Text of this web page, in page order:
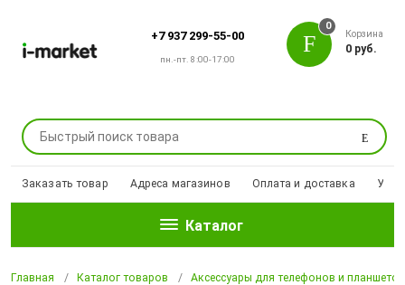
+7 937 299-55-00
пн.-пт. 8:00-17:00
Поиск
0
Корзина
0 руб.
Заказать товар Адреса магазинов Оплата и доставка
Каталог
Главная Каталог товаров Аксессуары для телефонов и планшетов